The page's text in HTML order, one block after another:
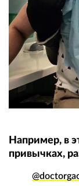
Например, в
привычках,